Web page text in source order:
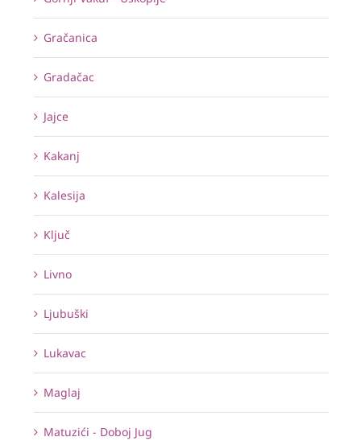
Gračanica
Gradačac
Jajce
Kakanj
Kalesija
Ključ
Livno
Ljubuški
Lukavac
Maglaj
Matuzići - Doboj Jug